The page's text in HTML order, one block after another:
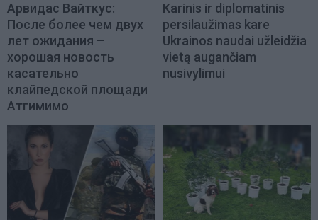
Арвидас Вайткус:
После более чем двух
лет ожидания –
хорошая новость
касательно
клайпедской площади
Атгимимо
Karinis ir diplomatinis
persilaužimas kare
Ukrainos naudai užleidžia
vietą augančiam
nusivylimui